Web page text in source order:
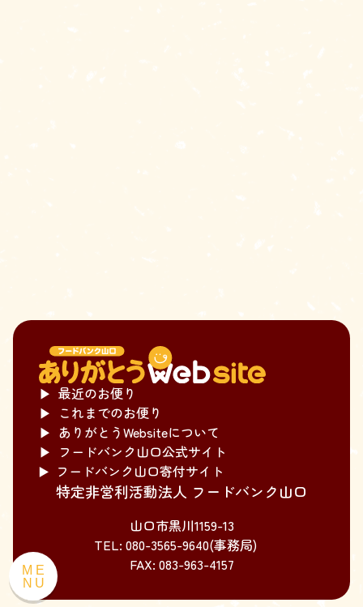
▶ 最近のお便り
▶ これまでのお便り
▶ ありがとうWebsiteについて
▶ フードバンク山口公式サイト
▶️ フードバンク山口寄付サイト
特定非営利活動法人 フードバンク山口
山口市黒川1159-13
TEL: 080-3565-9640(事務局)
FAX: 083-963-4157